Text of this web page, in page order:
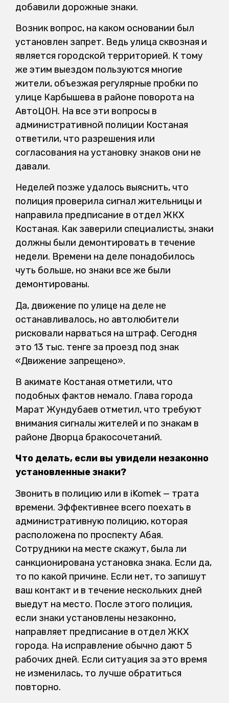
добавили дорожные знаки.
Возник вопрос, на каком основании был
установлен запрет. Ведь улица сквозная и
является городской территорией. К тому
же этим выездом пользуются многие
жители, объезжая регулярные пробки по
улице Карбышева в районе поворота на
АвтоЦОН. На все эти вопросы в
административной полиции Костаная
ответили, что разрешения или
согласования на установку знаков они не
давали.
Неделей позже удалось выяснить, что
полиция проверила сигнал жительницы и
направила предписание в отдел ЖКХ
Костаная. Как заверили специалисты, знаки
должны были демонтировать в течение
недели. Времени на деле понадобилось
чуть больше, но знаки все же были
демонтированы.
Да, движение по улице на деле не
останавливалось, но автолюбители
рисковали нарваться на штраф. Сегодня
это 13 тыс. тенге за проезд под знак
«Движение запрещено».
В акимате Костаная отметили, что
подобных фактов немало. Глава города
Марат Жундубаев отметил, что требуют
внимания сигналы жителей и по знакам в
районе Дворца бракосочетаний.
Что делать, если вы увидели незаконно
установленные знаки?
Звонить в полицию или в iKomek — трата
времени. Эффективнее всего поехать в
административную полицию, которая
расположена по проспекту Абая.
Сотрудники на месте скажут, была ли
санкционирована установка знака. Если да,
то по какой причине. Если нет, то запишут
ваш контакт и в течение нескольких дней
выедут на место. После этого полиция,
если знаки установлены незаконно,
направляет предписание в отдел ЖКХ
города. На исправление обычно дают 5
рабочих дней. Если ситуация за это время
не изменилась, то лучше обратиться
повторно.